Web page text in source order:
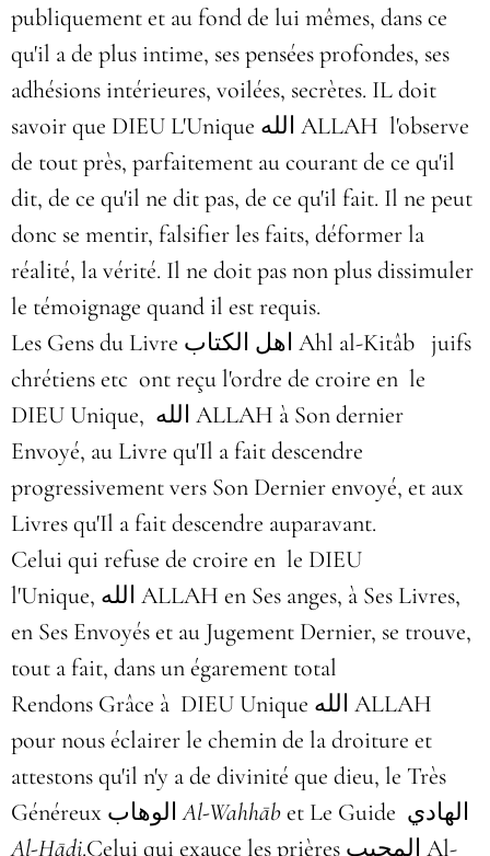
publiquement et au fond de lui mêmes, dans ce
qu'il a de plus intime, ses pensées profondes, ses
adhésions intérieures, voilées, secrètes. IL doit
savoir que DIEU L'Unique الله ALLAH l'observe
de tout près, parfaitement au courant de ce qu'il
dit, de ce qu'il ne dit pas, de ce qu'il fait. Il ne peut
donc se mentir, falsifier les faits, déformer la
réalité, la vérité. Il ne doit pas non plus dissimuler
le témoignage quand il est requis.
Les Gens du Livre اهل الكتاب Ahl al-Kitâb juifs
chrétiens etc ont reçu l'ordre de croire en le
DIEU Unique, الله ALLAH à Son dernier
Envoyé, au Livre qu'Il a fait descendre
progressivement vers Son Dernier envoyé, et aux
Livres qu'Il a fait descendre auparavant.
Celui qui refuse de croire en le DIEU
l'Unique, الله ALLAH en Ses anges, à Ses Livres,
en Ses Envoyés et au Jugement Dernier, se trouve,
tout a fait, dans un égarement total
Rendons Grâce à DIEU Unique الله ALLAH
pour nous éclairer le chemin de la droiture et
attestons qu'il n'y a de divinité que dieu, le Très
Généreux الوهاب Al-Wahhābet
Le Guide الهادي
Al-Hādi.Celui qui exauce les prières المجيب Al-